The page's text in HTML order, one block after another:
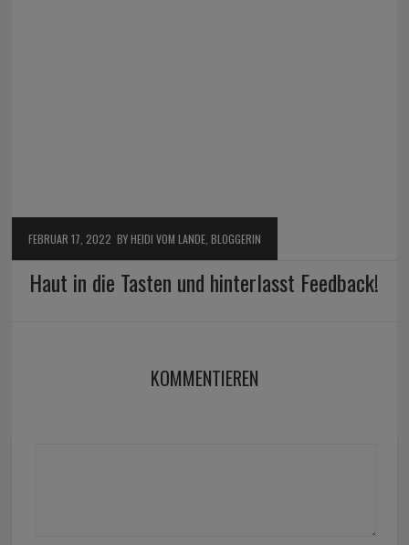
FEBRUAR 17, 2022 BY HEIDI VOM LANDE, BLOGGERIN
Haut in die Tasten und hinterlasst Feedback!
KOMMENTIEREN